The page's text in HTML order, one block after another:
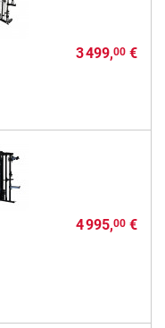
3 499,00€
4 995,00€